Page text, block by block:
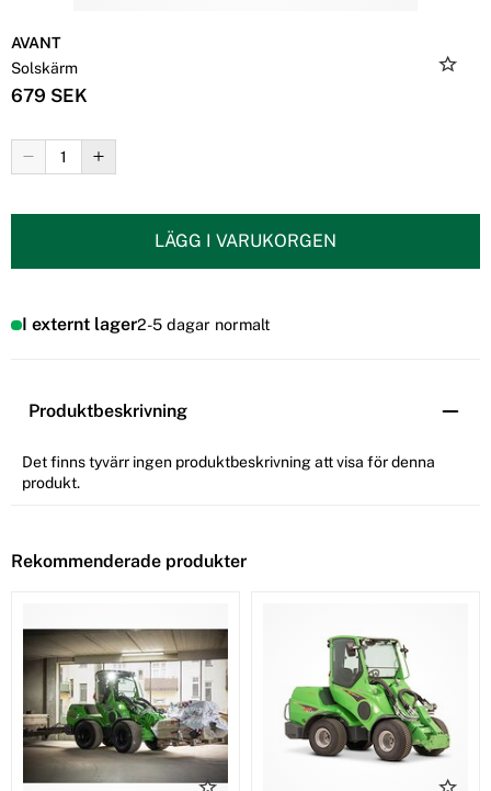
AVANT
Solskärm
679 SEK
LÄGG I VARUKORGEN
I externt lager2-5 dagar normalt
Produktbeskrivning
Det finns tyvärr ingen produktbeskrivning att visa för denna
produkt.
Rekommenderade produkter